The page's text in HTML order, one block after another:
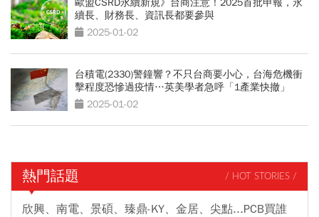
歐盟CSRD永續新規》台商注意！2025首批申報，永
續長、財務長、資訊長都要參與
2025-01-02
台積電(2330)警鐘響？不只台商要小心，台海危機衝
擊程度恐慘過疫情…英美學者急呼「1產業快撤」
2025-01-02
熱門話題 / HOT STORIES /
欣興、南電、景碩、臻鼎-KY、金居、尖點...PCB買誰